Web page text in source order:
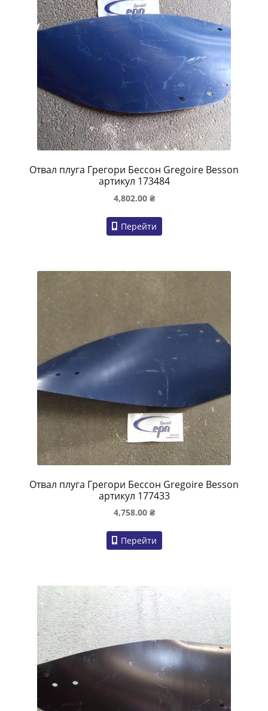
Отвал плуга Грегори Бессон Gregoire Besson
артикул 173484
4,802.00 ₴
Перейти
Отвал плуга Грегори Бессон Gregoire Besson
артикул 177433
4,758.00 ₴
Перейти